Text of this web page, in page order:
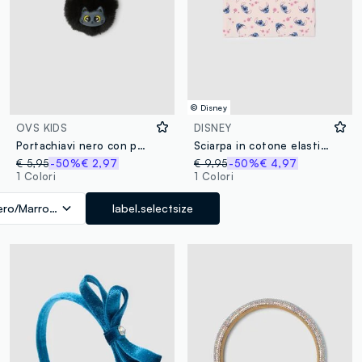
OVS KIDS
Portachiavi nero con pompon e gattino per bambina
€ 5,95-50%€ 2,97
1 Colori
Marrone label.selectsize
© Disney
DISNEY
Sciarpa in cotone elasticizzato multicolor da bambina con stampa
€ 9,95-50%€ 4,97
1 Colori